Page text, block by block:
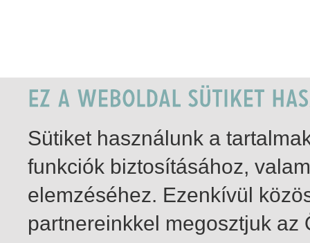
Sütiket használunk a
funkciók biztosításához,
elemzéséhez. Ezenkívül
partnereinkkel megosztjuk